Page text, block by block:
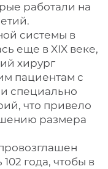
работали на
системы в
еще в XIX веке,
хирург
пациентам с
специально
что привело
размера
года, чтобы в